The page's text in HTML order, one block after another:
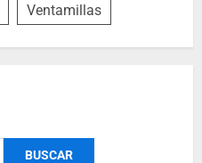
Ventamillas
BUSCAR